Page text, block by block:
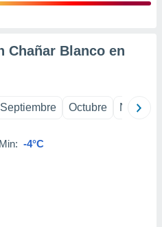
Chañar Blanco en
Septiembre Octubre
Min: -4°C